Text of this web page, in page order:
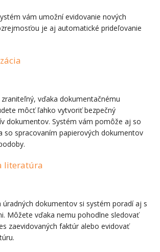
vám umožní evidovanie nových
je aj automatické prideľovanie
zraniteľný, vďaka dokumentačnému
môcť ľahko vytvoriť bezpečný
dokumentov. Systém vám pomôže aj so
so spracovaním papierových dokumentov
literatúra
úradných dokumentov si systém poradí aj s
Môžete vďaka nemu pohodlne sledovať
zaevidovaných faktúr alebo evidovať